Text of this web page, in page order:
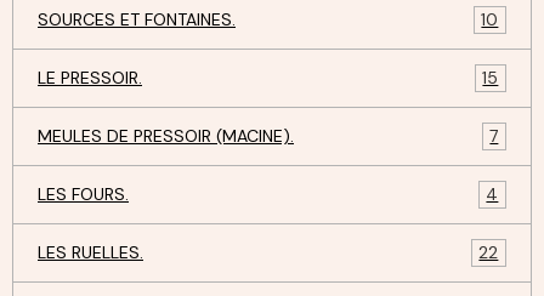
SOURCES ET FONTAINES. 10
LE PRESSOIR. 15
MEULES DE PRESSOIR (MACINE). 7
LES FOURS. 4
LES RUELLES. 22